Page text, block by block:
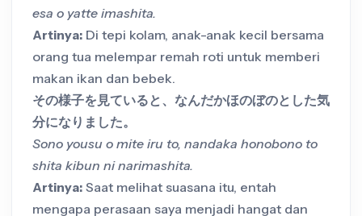
esa o yatte imashita.
Artinya: Di tepi kolam, anak-anak kecil bersama
orang tua melempar remah roti untuk memberi
makan ikan dan bebek.
その様子を見ていると、なんだかほのぼのとした気
分になりました。
Sono yousu o mite iru to, nandaka honobono to
shita kibun ni narimashita.
Artinya: Saat melihat suasana itu, entah
mengapa perasaan saya menjadi hangat dan